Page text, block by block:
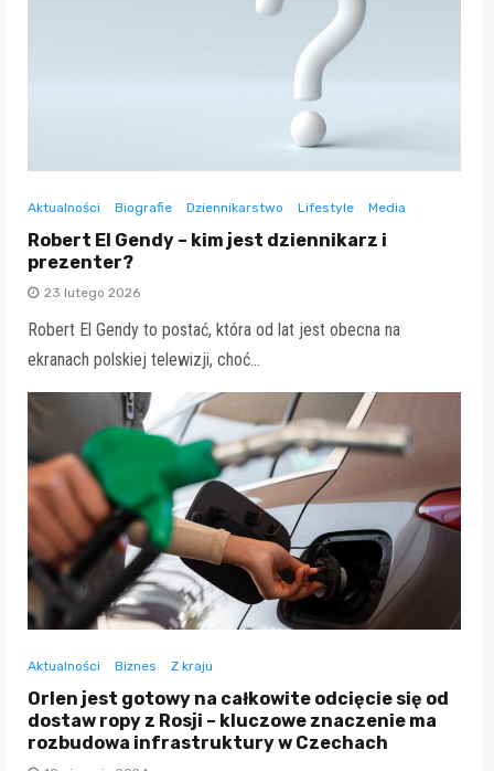
Aktualności Biografie Dziennikarstwo Lifestyle Media
Robert El Gendy – kim jest dziennikarz i
prezenter?
23 lutego 2026
Robert El Gendy to postać, która od lat jest obecna na
ekranach polskiej telewizji, choć…
Aktualności Biznes Z kraju
Orlen jest gotowy na całkowite odcięcie się od
dostaw ropy z Rosji – kluczowe znaczenie ma
rozbudowa infrastruktury w Czechach